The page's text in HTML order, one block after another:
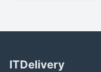
ITDelivery